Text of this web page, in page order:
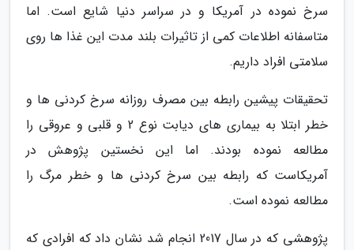
سرخ نموده در آمریکا و در سراسر دنیا شایع است. اما
متاسفانه اطلاعات کمی از تاثیرات بلند مدت این غذا ها روی
سلامتی افراد داریم.
تحقیقات پیشین رابطه بین مصرف روزانه سرخ کردنی ها و
خطر ابتلا به بیماری های دیابت نوع 2 و قلبی و عروقی را
مطالعه نموده بودند. اما این نخستین پژوهش در
آمریکاست که رابطه بین سرخ کردنی ها و خطر مرگ را
مطالعه نموده است.
پژوهشی که در سال 2017 انجام شد نشان داد که افرادی که